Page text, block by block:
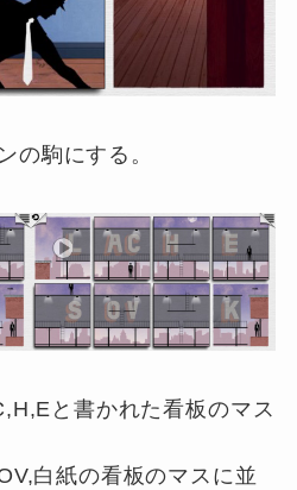
の駒にする。
と書かれた看板のマス
白紙の看板のマスに並